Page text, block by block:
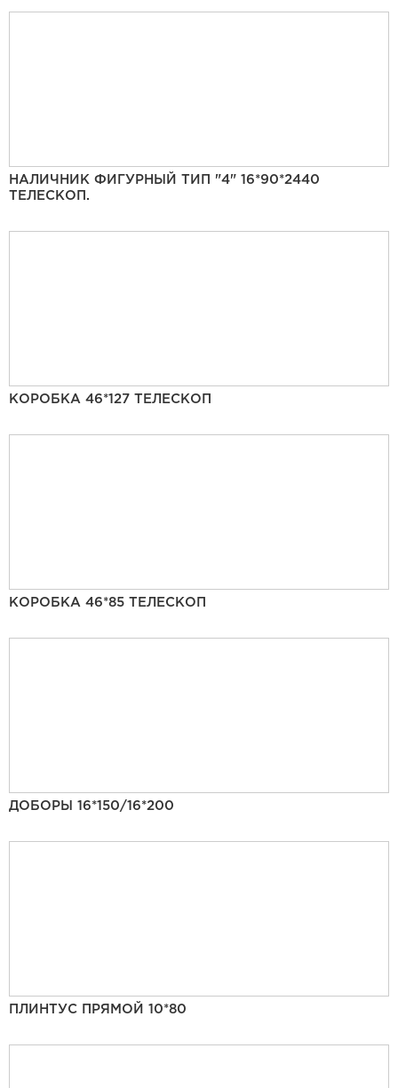
НАЛИЧНИК ФИГУРНЫЙ ТИП "4" 16*90*2440
ТЕЛЕСКОП.
КОРОБКА 46*127 ТЕЛЕСКОП
КОРОБКА 46*85 ТЕЛЕСКОП
ДОБОРЫ 16*150/16*200
ПЛИНТУС ПРЯМОЙ 10*80